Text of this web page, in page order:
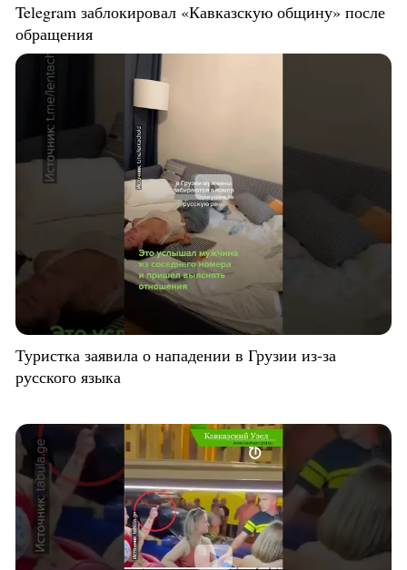
Telegram заблокировал «Кавказскую общину» после
обращения
Туристка заявила о нападении в Грузии из-за
русского языка